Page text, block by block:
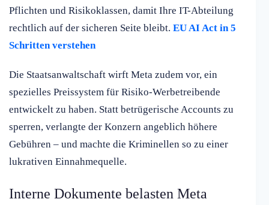
Pflichten und Risikoklassen, damit Ihre IT-Abteilung
rechtlich auf der sicheren Seite bleibt. EU AI Act in 5
Schritten verstehen
Die Staatsanwaltschaft wirft Meta zudem vor, ein
spezielles Preissystem für Risiko-Werbetreibende
entwickelt zu haben. Statt betrügerische Accounts zu
sperren, verlangte der Konzern angeblich höhere
Gebühren – und machte die Kriminellen so zu einer
lukrativen Einnahmequelle.
Interne Dokumente belasten Meta